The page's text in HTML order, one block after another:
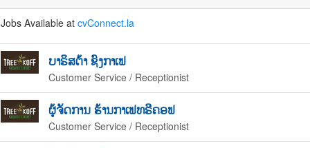
Jobs Available at cvConnect.la
ບາຣິສຕ້າ ຊົງກາເຟ
Customer Service / Receptionist
ຜູ້ຈັດການ ຮ້ານກາເຟທຣີຄອຟ
Customer Service / Receptionist